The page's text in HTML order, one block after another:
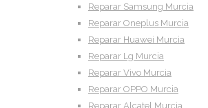
Reparar Samsung Murcia
Reparar Oneplus Murcia
Reparar Huawei Murcia
Reparar Lg Murcia
Reparar Vivo Murcia
Reparar OPPO Murcia
Reparar Alcatel Murcia